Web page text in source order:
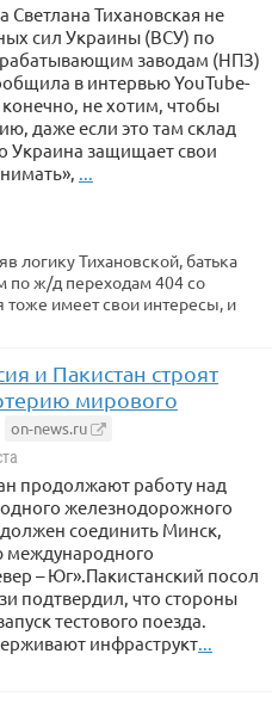
Светлана Тихановская не
сил Украины (ВСУ) по
заводам (НПЗ)
в интервью YouTube-
не хотим, чтобы
даже если это там склад
Украина защищает свои
логику Тихановской, батька
по ж/д переходам 404 со
имеет свои интересы, и
и Пакистан строят
мирового
on-news.ru
продолжают работу над
железнодорожного
соединить Минск,
международного
– Юг».Пакистанский посол
подтвердил, что стороны
тестового поезда.
инфраструкт...